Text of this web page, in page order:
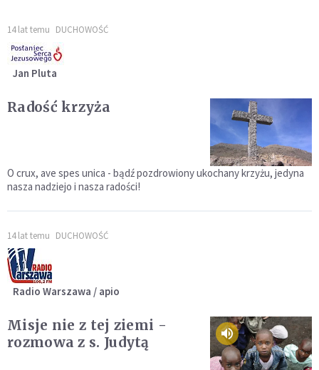
14 lat temu DUCHOWOŚĆ
Jan Pluta
Radość krzyża
O crux, ave spes unica - bądź pozdrowiony ukochany krzyżu, jedyna
nasza nadziejo i nasza radości!
14 lat temu DUCHOWOŚĆ
Radio Warszawa / apio
Misje nie z tej ziemi -
rozmowa z s. Judytą